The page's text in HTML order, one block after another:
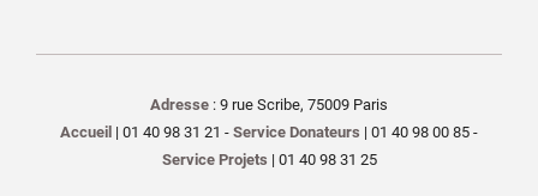
Adresse : 9 rue Scribe, 75009 Paris
Accueil | 01 40 98 31 21 - Service Donateurs | 01 40 98 00 85 -
Service Projets | 01 40 98 31 25